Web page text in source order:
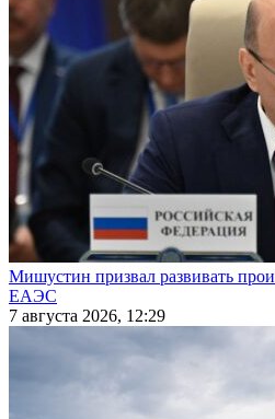
Мишустин призвал развивать
ЕАЭС
7 августа 2026, 12:29